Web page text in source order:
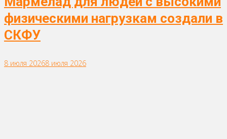
физическими нагрузкам создали в
СКФУ
8 июля 20268 июля 2026